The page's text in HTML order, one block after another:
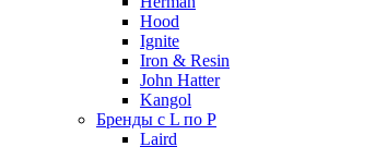
Hood
Ignite
Iron & Resin
John Hatter
Kangol
Бренды с L по P
Laird